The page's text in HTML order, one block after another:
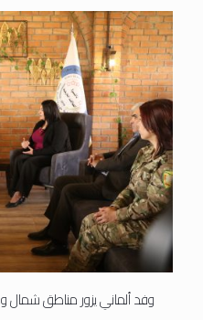
وفد ألماني يزور مناطق شمال